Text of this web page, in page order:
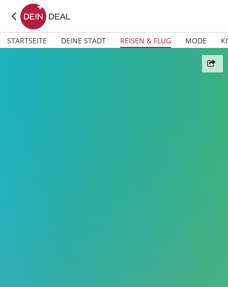
STARTSEITE DEINE STADT REISEN & FLUG MODE